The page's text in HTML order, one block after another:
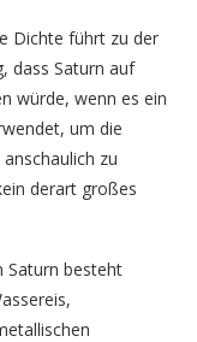
Dichte führt zu der
dass Saturn auf
würde, wenn es ein
um die
zu
derart großes
Saturn besteht